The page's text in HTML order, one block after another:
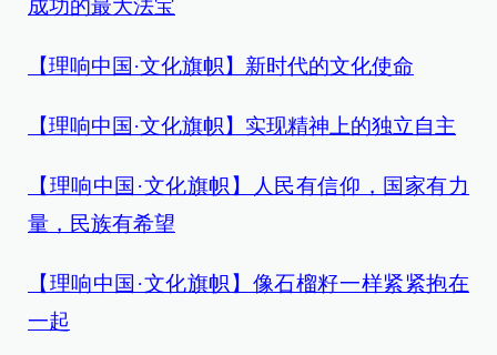
成功的最大法宝
【理响中国·文化旗帜】新时代的文化使命
【理响中国·文化旗帜】实现精神上的独立自主
【理响中国·文化旗帜】人民有信仰，国家有力
量，民族有希望
【理响中国·文化旗帜】像石榴籽一样紧紧抱在
一起